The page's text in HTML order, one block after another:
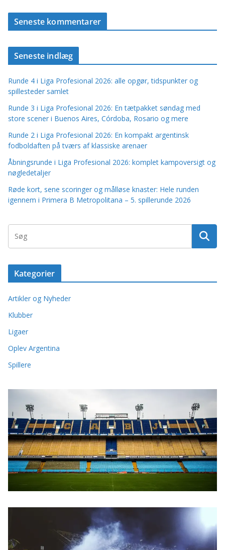
Seneste kommentarer
Seneste indlæg
Runde 4 i Liga Profesional 2026: alle opgør, tidspunkter og
spillesteder samlet
Runde 3 i Liga Profesional 2026: En tætpakket søndag med
store scener i Buenos Aires, Córdoba, Rosario og mere
Runde 2 i Liga Profesional 2026: En kompakt argentinsk
fodboldaften på tværs af klassiske arenaer
Åbningsrunde i Liga Profesional 2026: komplet kampoversigt og
nøgledetaljer
Røde kort, sene scoringer og målløse knaster: Hele runden
igennem i Primera B Metropolitana – 5. spillerunde 2026
Kategorier
Artikler og Nyheder
Klubber
Ligaer
Oplev Argentina
Spillere